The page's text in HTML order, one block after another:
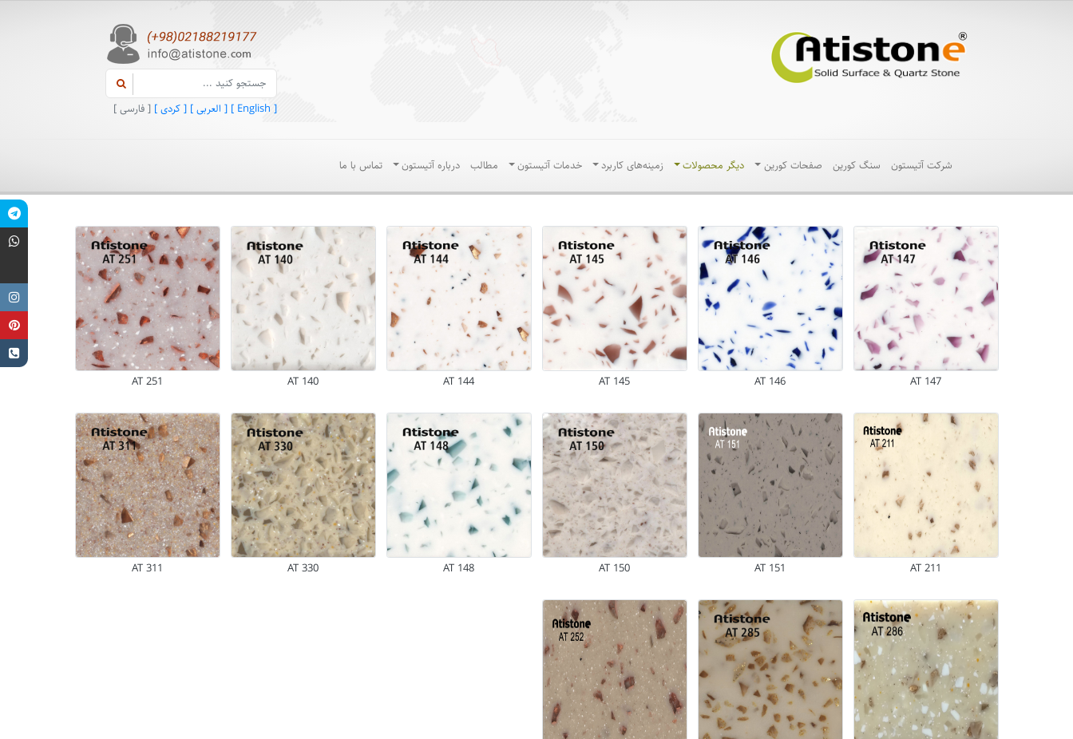
[ English ] [ العربی ][ کردی ][ فارسی ]
شرکت آتیستون سنگ کورین صفحات کورین دیگر محصولات زمینه‌های کاربرد خدمات آتیستون مطالب درباره آتیستون تماس با ما
AT 147
AT 146
AT 145
AT 144
AT 140
AT 251
AT 211
AT 151
AT 150
AT 148
AT 330
AT 311